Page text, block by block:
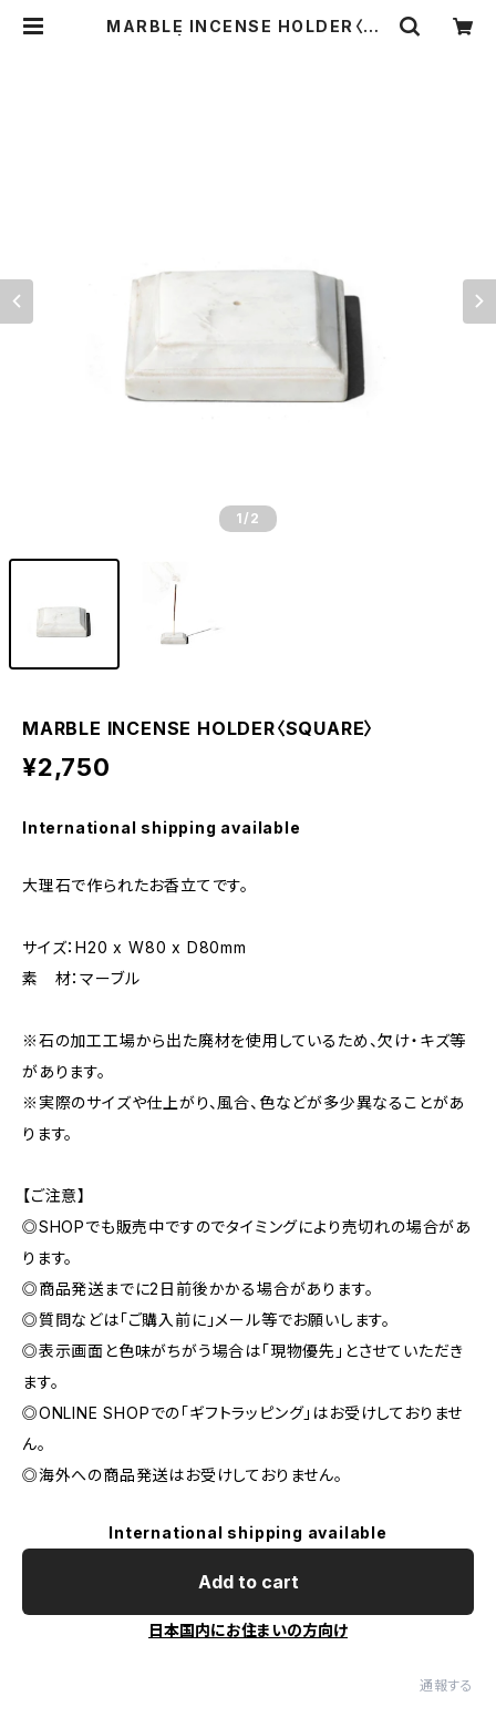
MARBLE INCENSE HOLDER〈SQ
1 /2
MARBLE INCENSE HOLDER〈SQUARE〉
¥2,750
International shipping available
大理石で作られたお香立てです。
サイズ：H20 x W80 x D80mm
素 材：マーブル
※石の加工工場から出た廃材を使用しているため、欠け・キズ等
があります。
※実際のサイズや仕上がり、風合、色などが多少異なることがあ
ります。
【ご注意】
◎SHOPでも販売中ですのでタイミングにより売切れの場合があ
ります。
◎商品発送までに2日前後かかる場合があります。
◎質問などは「ご購入前に」メール等でお願いします。
◎表示画面と色味がちがう場合は「現物優先」とさせていただき
ます。
◎ONLINE SHOPでの「ギフトラッピング」はお受けしておりませ
ん。
◎海外への商品発送はお受けしておりません。
International shipping available
Add to cart
日本国内にお住まいの方向け
通報する